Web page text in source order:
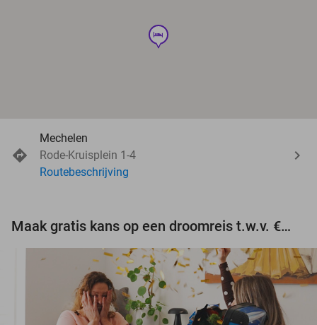
hotel
Mechelen
Rode-Kruisplein 1-4
Routebeschrijving
Maak gratis kans op een droomreis t.w.v. €3.000!